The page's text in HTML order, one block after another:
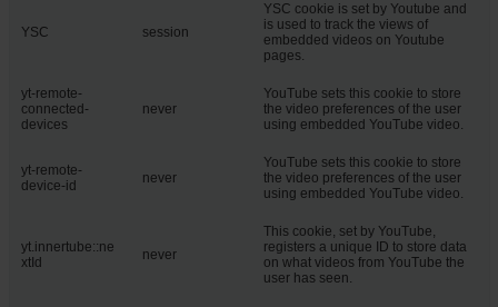
YSC session
YSC cookie is set by Youtube and
is used to track the views of
embedded videos on Youtube
pages.
yt-remote-
connected-
devices
never
YouTube sets this cookie to store
the video preferences of the user
using embedded YouTube video.
yt-remote-
device-id
never
YouTube sets this cookie to store
the video preferences of the user
using embedded YouTube video.
yt.innertube::ne
xtId
never
This cookie, set by YouTube,
registers a unique ID to store data
on what videos from YouTube the
user has seen.